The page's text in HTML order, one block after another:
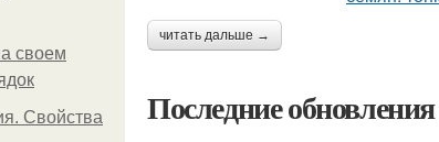
своем
Свойства
читать дальше →
Последние